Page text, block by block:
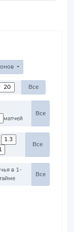
Все
матчей
Все
Все
в 1-
Все